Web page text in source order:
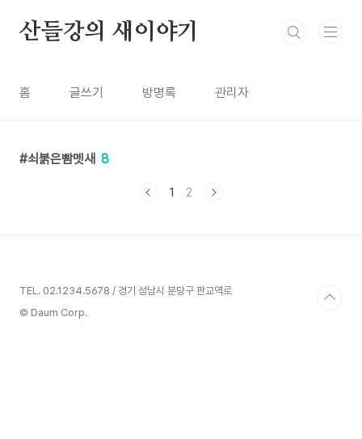
산들강의 새이야기
홈 글쓰기 방명록 관리자
쇠붉은빰멧새 8
1 2
TEL. 02.1234.5678 / 경기 성남시 분당구 판교역로
© Daum Corp.